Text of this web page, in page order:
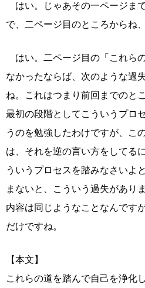
はい。じゃあその一ページま
で、二ページ目のところからね
はい。二ページ目の「これら
なかったならば、次のような過
ね。これはつまり前回までのと
最初の段階としてこういうプロ
うのを勉強したわけですが、こ
は、それを逆の言い方をしてる
ういうプロセスを踏みなさいよ
まないと、こういう過失があり
内容は同じようなことなんです
だけですね。
【本文】
これらの道を踏んで自己を浄化